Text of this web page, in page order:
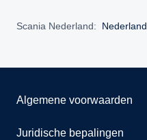
Scania Nederland: Nederland
Algemene voorwaarden
Juridische bepalingen